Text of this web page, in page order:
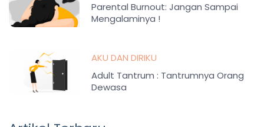
Parental Burnout: Jangan Sampai
Mengalaminya !
AKU DAN DIRIKU
Adult Tantrum : Tantrumnya Orang
Dewasa